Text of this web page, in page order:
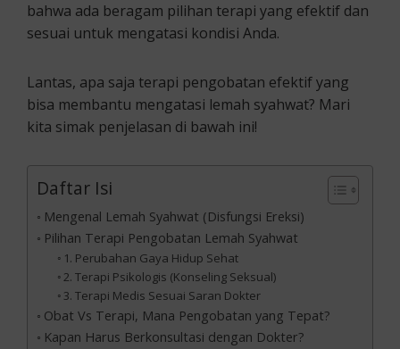
bahwa ada beragam pilihan terapi yang efektif dan
sesuai untuk mengatasi kondisi Anda.
Lantas, apa saja terapi pengobatan efektif yang
bisa membantu mengatasi lemah syahwat? Mari
kita simak penjelasan di bawah ini!
Daftar Isi
Mengenal Lemah Syahwat (Disfungsi Ereksi)
Pilihan Terapi Pengobatan Lemah Syahwat
1. Perubahan Gaya Hidup Sehat
2. Terapi Psikologis (Konseling Seksual)
3. Terapi Medis Sesuai Saran Dokter
Obat Vs Terapi, Mana Pengobatan yang Tepat?
Kapan Harus Berkonsultasi dengan Dokter?